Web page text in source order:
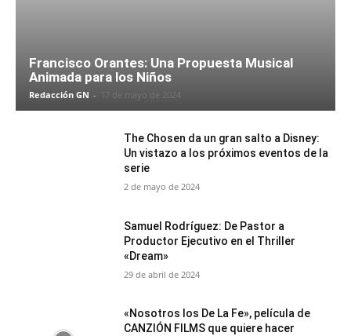
Francisco Orantes: Una Propuesta Musical
Animada para los Niños
Redacción GN - 17 de mayo de 2024
The Chosen da un gran salto a Disney:
Un vistazo a los próximos eventos de la
serie
2 de mayo de 2024
Samuel Rodríguez: De Pastor a
Productor Ejecutivo en el Thriller
«Dream»
29 de abril de 2024
«Nosotros los De La Fe», película de
CANZIÓN FILMS que quiere hacer